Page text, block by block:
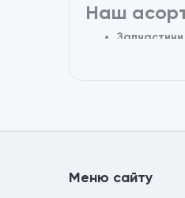
Наш
Якість і
Mеню сайтy